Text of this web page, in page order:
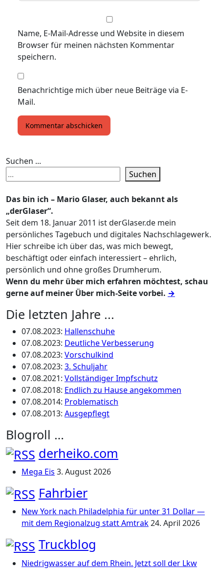
Name, E-Mail-Adresse und Website in diesem
Browser für meinen nächsten Kommentar
speichern.
Benachrichtige mich über neue Beiträge via E-
Mail.
Suchen ...
Suchen
Das bin ich – Mario Glaser, auch bekannt als
„derGlaser“.
Seit dem 18. Januar 2011 ist derGlaser.de mein
persönliches Tagebuch und digitales Nachschlagewerk.
Hier schreibe ich über das, was mich bewegt,
beschäftigt oder einfach interessiert – ehrlich,
persönlich und ohne großes Drumherum.
Wenn du mehr über mich erfahren möchtest, schau
gerne auf meiner Über mich-Seite vorbei. →
Die letzten Jahre ...
07.08.2023: Hallenschuhe
07.08.2023: Deutliche Verbesserung
07.08.2023: Vorschulkind
07.08.2023: 3. Schuljahr
07.08.2021: Vollständiger Impfschutz
07.08.2018: Endlich zu Hause angekommen
07.08.2014: Problematisch
07.08.2013: Ausgepflegt
Blogroll …
derheiko.com
Mega Eis 3. August 2026
Fahrbier
New York nach Philadelphia für unter 31 Dollar —
mit dem Regionalzug statt Amtrak24. April 2026
Truckblog
Niedrigwasser auf dem Rhein. Jetzt soll der Lkw